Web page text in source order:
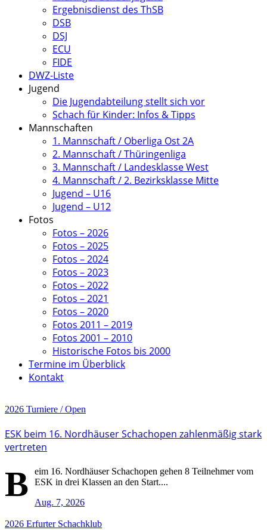
Ergebnisdienst des ThSB
DSB
DSJ
ECU
FIDE
DWZ-Liste
Jugend
Die Jugendabteilung stellt sich vor
Schach für Kinder: Infos & Tipps
Mannschaften
1. Mannschaft / Oberliga Ost 2A
2. Mannschaft / Thüringenliga
3. Mannschaft / Landesklasse West
4. Mannschaft / 2. Bezirksklasse Mitte
Jugend – U16
Jugend – U12
Fotos
Fotos – 2026
Fotos – 2025
Fotos – 2024
Fotos – 2023
Fotos – 2022
Fotos – 2021
Fotos – 2020
Fotos 2011 – 2019
Fotos 2001 – 2010
Historische Fotos bis 2000
Termine im Überblick
Kontakt
2026 Turniere / Open
ESK beim 16. Nordhäuser Schachopen zahlenmäßig stark
vertreten
B
eim 16. Nordhäuser Schachopen gehen 8 Teilnehmer vom
ESK in drei Klassen an den Start....
Aug. 7, 2026
2026 Erfurter Schachklub